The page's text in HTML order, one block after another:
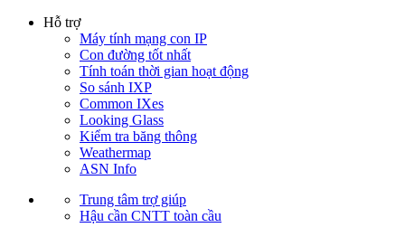
Hỗ trợ
Máy tính mạng con IP
Con đường tốt nhất
Tính toán thời gian hoạt động
So sánh IXP
Common IXes
Looking Glass
Kiểm tra băng thông
Weathermap
ASN Info
Trung tâm trợ giúp
Hậu cần CNTT toàn cầu